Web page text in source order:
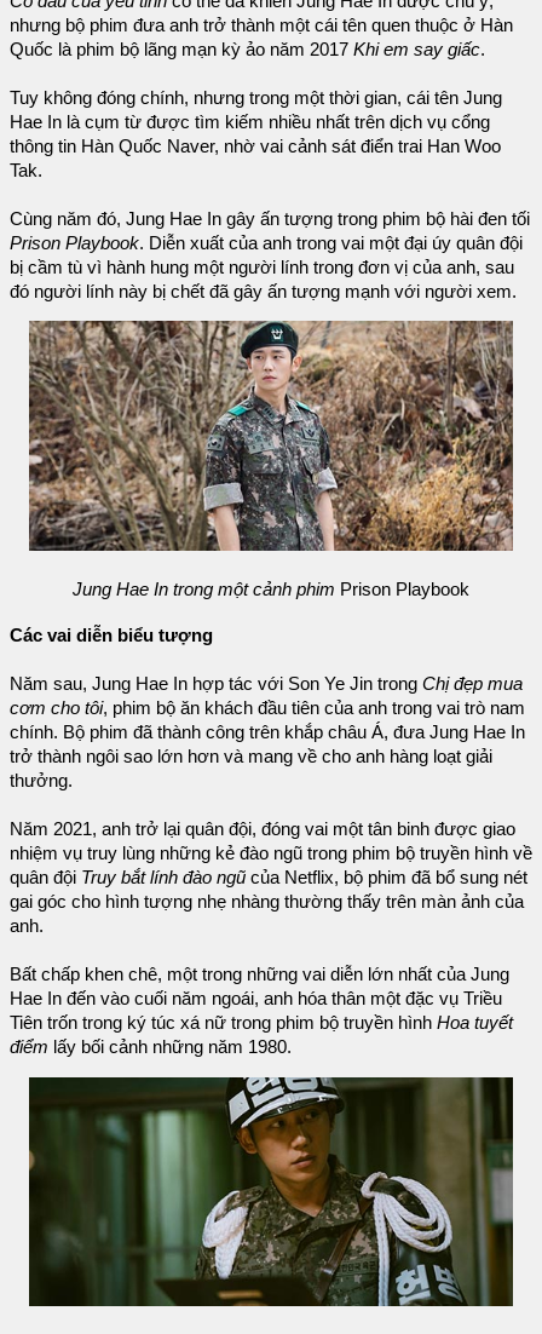
nhưng bộ phim đưa anh trở thành một cái tên quen thuộc ở Hàn
Quốc là phim bộ lãng mạn kỳ ảo năm 2017 Khi em say giấc.
Tuy không đóng chính, nhưng trong một thời gian, cái tên Jung
Hae In là cụm từ được tìm kiếm nhiều nhất trên dịch vụ cổng
thông tin Hàn Quốc Naver, nhờ vai cảnh sát điển trai Han Woo
Tak.
Cùng năm đó, Jung Hae In gây ấn tượng trong phim bộ hài đen tối
Prison Playbook. Diễn xuất của anh trong vai một đại úy quân đội
bị cầm tù vì hành hung một người lính trong đơn vị của anh, sau
đó người lính này bị chết đã gây ấn tượng mạnh với người xem.
Jung Hae In trong một cảnh phim Prison Playbook
Các vai diễn biểu tượng
Năm sau, Jung Hae In hợp tác với Son Ye Jin trong Chị đẹp mua
cơm cho tôi, phim bộ ăn khách đầu tiên của anh trong vai trò nam
chính. Bộ phim đã thành công trên khắp châu Á, đưa Jung Hae In
trở thành ngôi sao lớn hơn và mang về cho anh hàng loạt giải
thưởng.
Năm 2021, anh trở lại quân đội, đóng vai một tân binh được giao
nhiệm vụ truy lùng những kẻ đào ngũ trong phim bộ truyền hình về
quân đội Truy bắt lính đào ngũ của Netflix, bộ phim đã bổ sung nét
gai góc cho hình tượng nhẹ nhàng thường thấy trên màn ảnh của
anh.
Bất chấp khen chê, một trong những vai diễn lớn nhất của Jung
Hae In đến vào cuối năm ngoái, anh hóa thân một đặc vụ Triều
Tiên trốn trong ký túc xá nữ trong phim bộ truyền hình Hoa tuyết
điểm lấy bối cảnh những năm 1980.